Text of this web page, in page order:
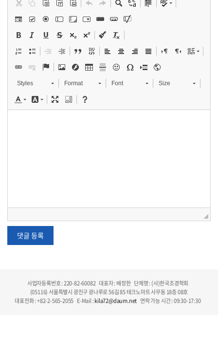
Styles Format Font Size
사업자등록번호 : 220-82-60082 대표자 : 배정한 단체명 : (사)한국조경학회
(05116) 서울특별시 광진구 광나루로 56길 85 테크노마트 사무동 18층 08호
대표전화 : +82-2-565-2055 E-Mail :kila72@daum.net 연락 가능 시간 : 09:30-17:30